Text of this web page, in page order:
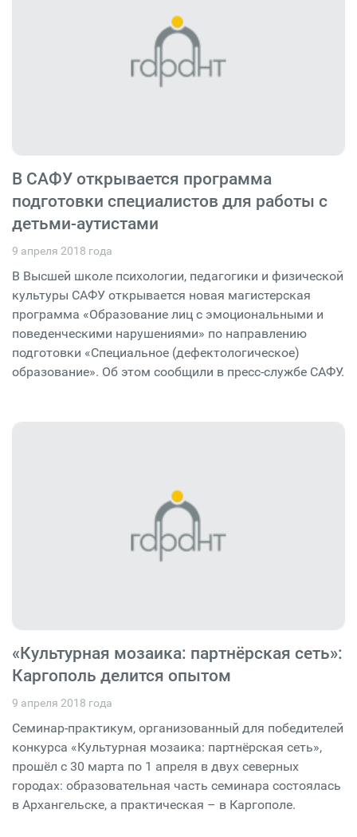
В САФУ открывается программа
подготовки специалистов для работы с
детьми-аутистами
9 апреля 2018 года
В Высшей школе психологии, педагогики и физической
культуры САФУ открывается новая магистерская
программа «Образование лиц с эмоциональными и
поведенческими нарушениями» по направлению
подготовки «Специальное (дефектологическое)
образование». Об этом сообщили в пресс-службе САФУ.
«Культурная мозаика: партнёрская сеть»:
Каргополь делится опытом
9 апреля 2018 года
Семинар-практикум, организованный для победителей
конкурса «Культурная мозаика: партнёрская сеть»,
прошёл с 30 марта по 1 апреля в двух северных
городах: образовательная часть семинара состоялась
в Архангельске, а практическая – в Каргополе.